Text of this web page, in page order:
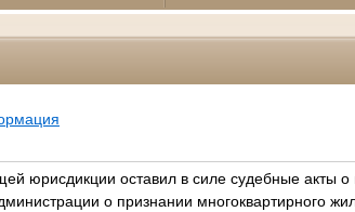
юрисдикции оставил в силе судебные акты о
о признании многоквартирного